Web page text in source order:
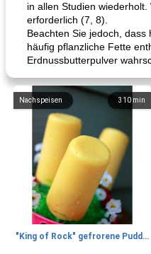
in allen Studien
erforderlich (7, 8).
Beachten Sie jedoch,
häufig pflanzliche Fette
Erdnussbutterpulver
310 min
Nachspeisen
"King of Rock" gefrorene Pudding Pops